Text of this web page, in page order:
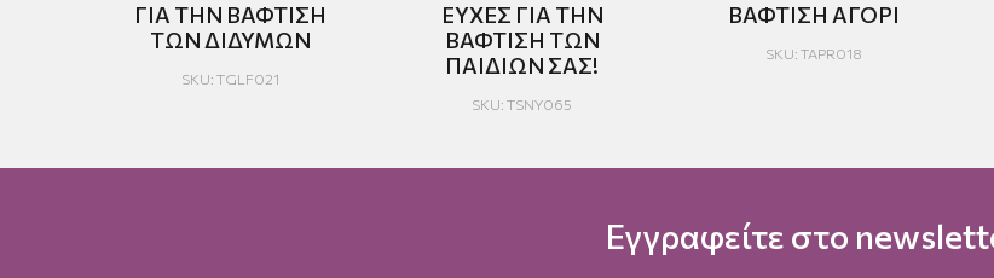
ΓΙΑ ΤΗΝ ΒΑΦΤΙΣΗ
ΤΩΝ ΔΙΔΥΜΩΝ
SKU: TGLF021
ΕΥΧΕΣ ΓΙΑ ΤΗΝ
ΒΑΦΤΙΣΗ ΤΩΝ
ΠΑΙΔΙΩΝ ΣΑΣ!
SKU: TSNY065
ΒΑΦΤΙΣΗ ΑΓΟΡΙ
SKU: TAPR018
Εγγραφείτε στο